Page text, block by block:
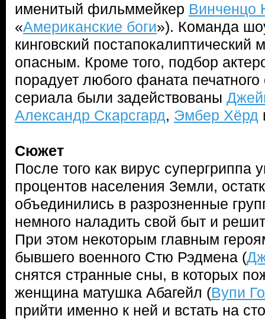
именитый фильммейкер Винченцо
«Американские боги»). Команда
кинговский
опасным. Кроме того, подбор
порадует любого фаната
сериала были задействованы
Александр Скарсгард, Эмбер Хёрд
Сюжет
После того как вирус супергриппа
процентов населения Земли,
объединились в разрозненные
немного наладить свой быт и
При этом некоторым главным
бывшего военного Стю Рэдмена (
снятся странные сны, в которых
женщина матушка Абагейл (Вупи
прийти именно к ней и встать на